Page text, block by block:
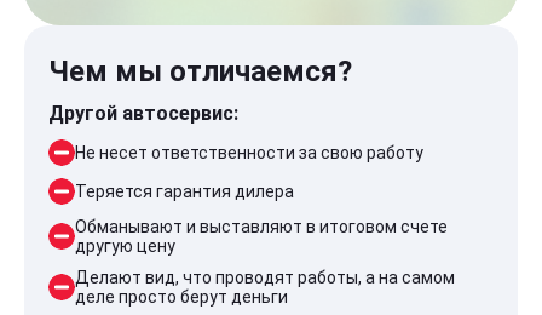
Чем мы отличаемся?
Другой автосервис:
Не несет ответственности за свою работу
Теряется гарантия дилера
Обманывают и выставляют в итоговом счете
другую цену
Делают вид, что проводят работы, а на самом
деле просто берут деньги